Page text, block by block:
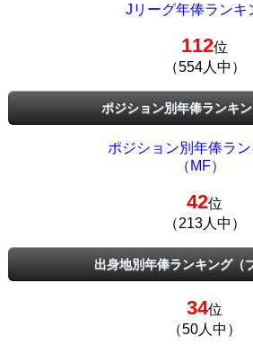
Jリーグ年俸ランキ
112位
（554人中）
ポジション別年俸ランキン
ポジション別年俸ラ
（MF）
42位
（213人中）
出身地別年俸ランキング（
34位
（50人中）